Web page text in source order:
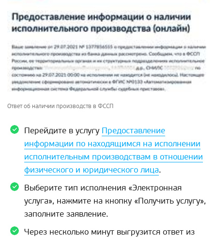
Ответ об наличии производств в ФССП
Перейдите в услугу Предоставление
информации по находящимся на исполнении
исполнительным производствам в отношении
физического и юридического лица.
Выберите тип исполнения «Электронная
услуга», нажмите на кнопку «Получить услугу»,
заполните заявление.
Через несколько минут выгрузится ответ из